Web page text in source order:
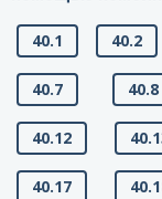
40.1 40.2
40.7 40.8
40.12
40.17